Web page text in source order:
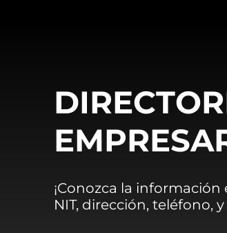
¡Conozca la
NIT, dirección, teléfono,